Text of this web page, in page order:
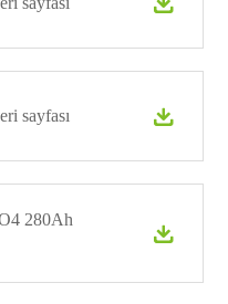

sayfası 
280Ah
